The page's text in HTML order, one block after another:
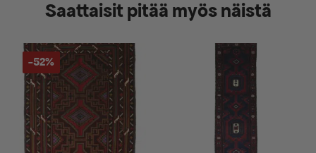
Saattaisit pitää myös näistä
-52%